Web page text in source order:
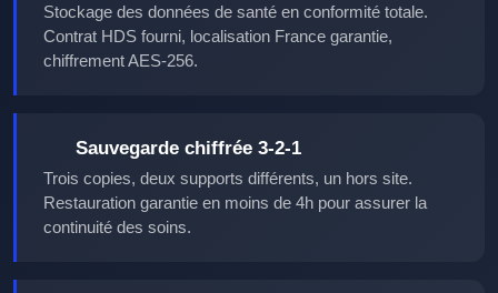
Stockage des données de santé en conformité totale.
Contrat HDS fourni, localisation France garantie,
chiffrement AES-256.
Sauvegarde chiffrée 3-2-1
Trois copies, deux supports différents, un hors site.
Restauration garantie en moins de 4h pour assurer la
continuité des soins.